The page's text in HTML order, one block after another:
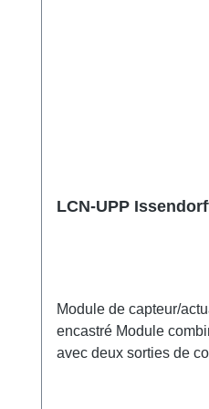
Communication avec
LCN-UPP
Module de capteur/
encastré Module
avec deux sorties de